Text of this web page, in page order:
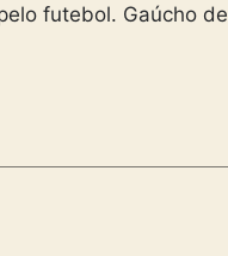
futebol. Gaúcho de